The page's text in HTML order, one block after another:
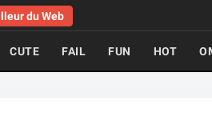
du Web
CUTE FAIL FUN HOT